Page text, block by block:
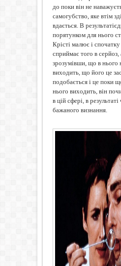
до поки він не
самогубство, яке втім
вдається. В результатіє
порятунком для нього
Крісті малює і спочатку
сприймає того в серйоз,
зрозумівши, що в нього
виходить, що його це
подобається і це поки
нього виходить, він
в цій сфері, в
бажаного визнання.